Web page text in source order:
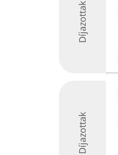
Díjazottak
Díjazottak